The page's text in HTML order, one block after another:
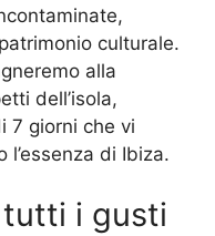
culturale.
alla
dell’isola,
7 giorni che vi
di Ibiza.
i gusti